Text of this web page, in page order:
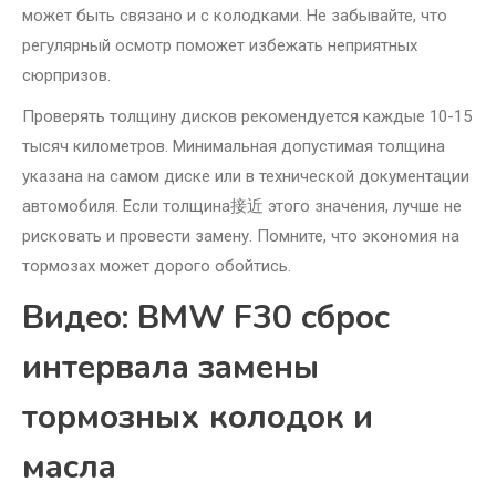
может быть связано и с колодками. Не забывайте, что
регулярный осмотр поможет избежать неприятных
сюрпризов.
Проверять толщину дисков рекомендуется каждые 10-15
тысяч километров. Минимальная допустимая толщина
указана на самом диске или в технической документации
автомобиля. Если толщина接近 этого значения, лучше не
рисковать и провести замену. Помните, что экономия на
тормозах может дорого обойтись.
Видео: BMW F30 сброс
интервала замены
тормозных колодок и
масла